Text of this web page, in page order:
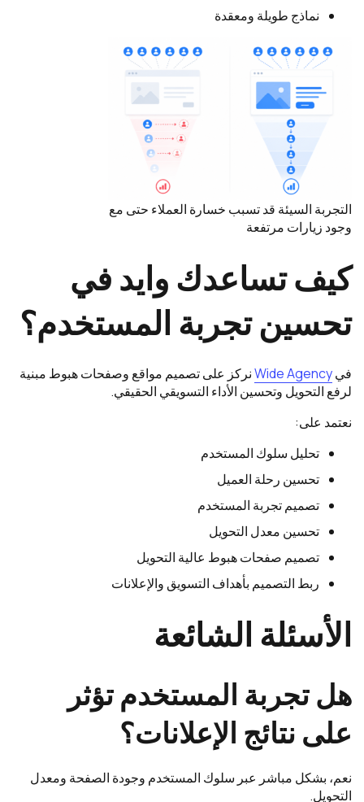
نماذج طويلة ومعقدة
التجربة السيئة قد تسبب خسارة العملاء حتى مع
وجود زيارات مرتفعة
كيف تساعدك وايد في
تحسين تجربة المستخدم؟
فيWide Agencyنركز على تصميم مواقع وصفحات هبوط مبنية
لرفع التحويل وتحسين الأداء التسويقي الحقيقي.
نعتمد على:
تحليل سلوك المستخدم
تحسين رحلة العميل
تصميم تجربة المستخدم
تحسين معدل التحويل
تصميم صفحات هبوط عالية التحويل
ربط التصميم بأهداف التسويق والإعلانات
الأسئلة الشائعة
هل تجربة المستخدم تؤثر
على نتائج الإعلانات؟
نعم، بشكل مباشر عبر سلوك المستخدم وجودة الصفحة ومعدل
التحويل.